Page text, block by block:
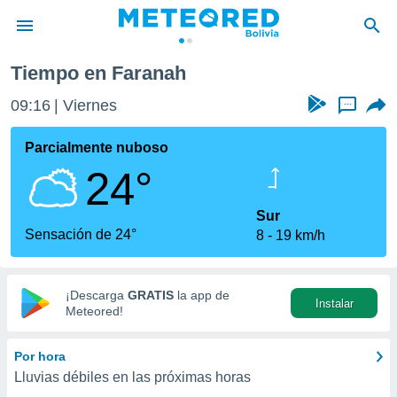
de
ha
que se
calidad.
a este
las
y
digital
basada
Tiempo en Faranah
09:16 Viernes ...
Parcialmente nuboso
24°
Sensación de 24°
Sur
8
19 km/h
¡Descarga GRATIS la app de
Meteored!
Instalar
Por hora
Lluvias débiles en las próximas horas